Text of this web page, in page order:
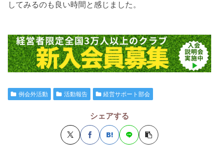
してみるのも良い時間と感じました。
例会外活動 活動報告 経営サポート部会
シェアする